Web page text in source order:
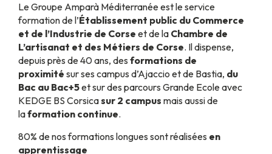
Le Groupe Amparà Méditerranée est le service
formation de l’Établissement public du Commerce
et de l’Industrie de Corse et de la Chambre de
L’artisanat et des Métiers de Corse. Il dispense,
depuis près de 40 ans, des formations de
proximité sur ses campus d’Ajaccio et de Bastia, du
Bac au Bac+5et sur des parcours Grande Ecole avec
KEDGE BS Corsicasur 2 campus mais aussi de
laformation continue.
80% de nos formations longues sont réalisées en
apprentissage